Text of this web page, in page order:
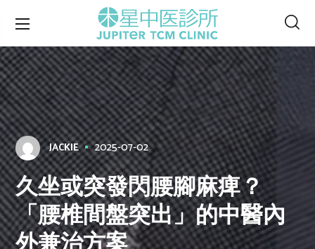
JACKIE 2025-07-02
久坐或突發閃腰腳麻痺？
「腰椎間盤突出」的中醫內